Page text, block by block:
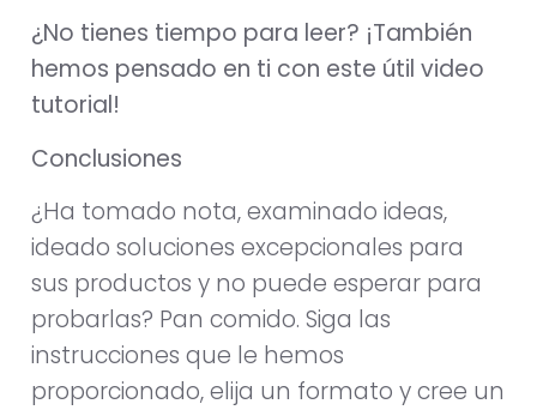
¿No tienes tiempo para leer? ¡También
hemos pensado en ti con este útil video
tutorial!
Conclusiones
¿Ha tomado nota, examinado ideas,
ideado soluciones excepcionales para
sus productos y no puede esperar para
probarlas? Pan comido. Siga las
instrucciones que le hemos
proporcionado, elija un formato y cree un